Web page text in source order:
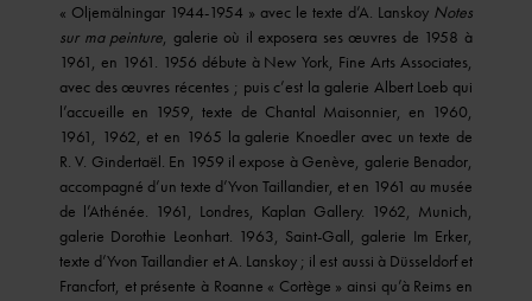
« Oljemälningar 1944-1954 » avec le texte d’A. Lanskoy Notes
sur ma peinture, galerie où il exposera ses œuvres de 1958 à
1961, en 1961. 1956 débute à New York, Fine Arts Associates,
avec des œuvres récentes ; puis c’est la galerie Albert Loeb qui
l’accueille en 1959, texte de Chantal Maisonnier, en 1960,
1961, 1962, et en 1965 la galerie Knoedler avec un texte de
R. V. Gindertaël. En 1959 il expose à Genève, galerie Benador,
accompagné d’un texte d’Yvon Taillandier, et en 1961 au musée
de l’Athénée. 1961, Londres, Kaplan Gallery. 1962, Munich,
galerie Dorothie Leonhart. 1963, Saint-Gall, galerie Im Erker,
texte d’Yvon Taillandier et A. Lanskoy ; il est aussi à Düsseldorf et
Francfort, et présente à Roanne « Cortège » ainsi qu’à Reims en